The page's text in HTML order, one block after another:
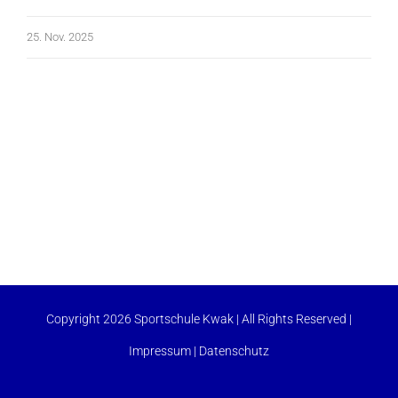
25. Nov. 2025
Copyright 2026 Sportschule Kwak | All Rights Reserved |
Impressum | Datenschutz